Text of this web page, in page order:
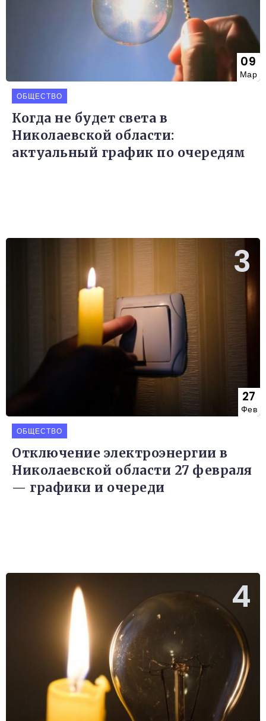
09
Мар
ОБЩЕСТВО
Когда не будет света в
Николаевской области:
актуальный график по очередям
27
Фев
ОБЩЕСТВО
Отключение электроэнергии в
Николаевской области 27 февраля
— графики и очереди